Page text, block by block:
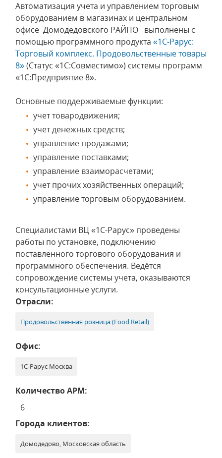
Автоматизация учета и управлением торговым
оборудованием в магазинах и центральном
офисе Домодедовского РАЙПО выполнены с
помощью программного продукта «1С-Рарус:
Торговый комплекс. Продовольственные товары
8»(Статус «1С:Совместимо») системы программ
«1С:Предприятие 8».
Основные поддерживаемые функции:
учет товародвижения;
учет денежных средств;
управление продажами;
управление поставками;
управление взаиморасчетами;
учет прочих хозяйственных операций;
управление торговым оборудованием.
Специалистами ВЦ «1С-Рарус» проведены
работы по установке, подключению
поставленного торгового оборудования и
программного обеспечения. Ведётся
сопровождение системы учета, оказываются
консультационные услуги.
Отрасли:
Продовольственная розница (Food Retail)
Офис:
1С-Рарус Москва
Количество АРМ:
6
Города клиентов:
Домодедово, Московская область